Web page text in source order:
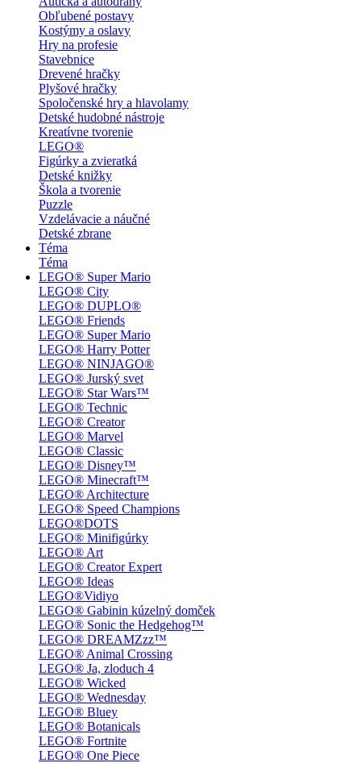
Obľubené postavy
Kostýmy a oslavy
Hry na profesie
Stavebnice
Drevené hračky
Plyšové hračky
Spoločenské hry a hlavolamy
Detské hudobné nástroje
Kreatívne tvorenie
LEGO®
Figúrky a zvieratká
Detské knižky
Škola a tvorenie
Puzzle
Vzdelávacie a náučné
Detské zbrane
Téma
Téma
LEGO® Super Mario
LEGO® City
LEGO® DUPLO®
LEGO® Friends
LEGO® Super Mario
LEGO® Harry Potter
LEGO® NINJAGO®
LEGO® Jurský svet
LEGO® Star Wars™
LEGO® Technic
LEGO® Creator
LEGO® Marvel
LEGO® Classic
LEGO® Disney™
LEGO® Minecraft™
LEGO® Architecture
LEGO® Speed Champions
LEGO®DOTS
LEGO® Minifigúrky
LEGO® Art
LEGO® Creator Expert
LEGO® Ideas
LEGO®Vidiyo
LEGO® Gabinin kúzelný domček
LEGO® Sonic the Hedgehog™
LEGO® DREAMZzz™
LEGO® Animal Crossing
LEGO® Ja, zloduch 4
LEGO® Wicked
LEGO® Wednesday
LEGO® Bluey
LEGO® Botanicals
LEGO® Fortnite
LEGO® One Piece